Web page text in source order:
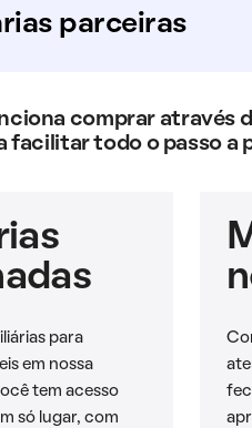
parceiras
comprar através
facilitar todo o passo a
para
em nossa
tem acesso
só lugar, com